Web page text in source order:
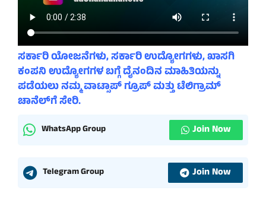
ಸರ್ಕಾರಿ ಯೋಜನೆಗಳು, ಸರ್ಕಾರಿ ಉದ್ಯೋಗಗಳು, ಖಾಸಗಿ
ಕಂಪನಿ ಉದ್ಯೋಗಗಳ ಬಗ್ಗೆ ದೈನಂದಿನ ಮಾಹಿತಿಯನ್ನು
ಪಡೆಯಲು ನಮ್ಮ ವಾಟ್ಸಾಪ್ ಗ್ರೂಪ್ ಮತ್ತು ಟೆಲಿಗ್ರಾಮ್
ಚಾನೆಲ್‌ಗೆ ಸೇರಿ.
WhatsApp Group Join Now
Telegram Group Join Now